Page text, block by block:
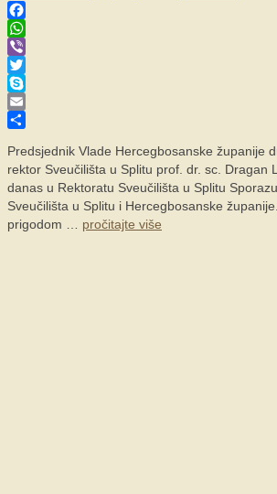
Facebook
WhatsApp
Viber
Twitter
Skype
Email
Predsjednik Vlade Hercegbosanske županije
rektor Sveučilišta u Splitu prof. dr. sc. Dragan
danas u Rektoratu Sveučilišta u Splitu
Sveučilišta u Splitu i Hercegbosanske
prigodom … pročitajte više